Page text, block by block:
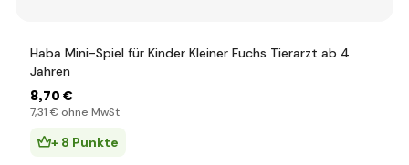
Haba Mini-Spiel für Kinder Kleiner Fuchs Tierarzt ab 4
Jahren
8,70 €
7,31 € ohne MwSt
+ 8 Punkte